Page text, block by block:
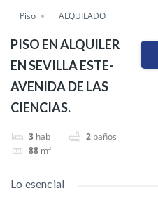
Piso ALQUILADO
PISO EN ALQUILER
EN SEVILLA ESTE-
AVENIDA DE LAS
CIENCIAS.
3 hab 2 baños
88 m²
Lo esencial